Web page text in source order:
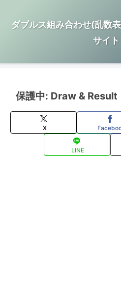
ダブルス組み合わせ(乱数
サイト
保護中: Draw & Result
X
LINE